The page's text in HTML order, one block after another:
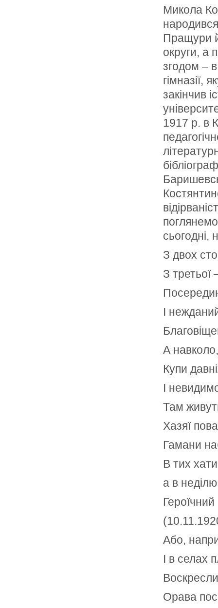
Микола
Пращури
округи, а
згодом – в
гімназії,
закінчив
1917 р. в
сьогодні,
З двох
З третьої
І
А
Купи
І
Там
Хазяї
Гамани
В тих
а в
Героїчний
Або,
І в селах
Орава